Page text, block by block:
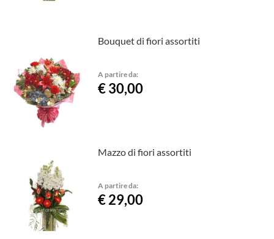
Bouquet di fiori assortiti
A partire da:
€ 30,00
Mazzo di fiori assortiti
A partire da:
€ 29,00